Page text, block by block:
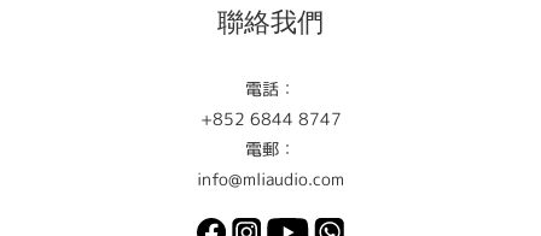
聯絡我們
電話：
+852 6844 8747
電郵：
info@mliaudio.com